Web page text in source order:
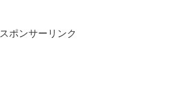
スポンサーリンク